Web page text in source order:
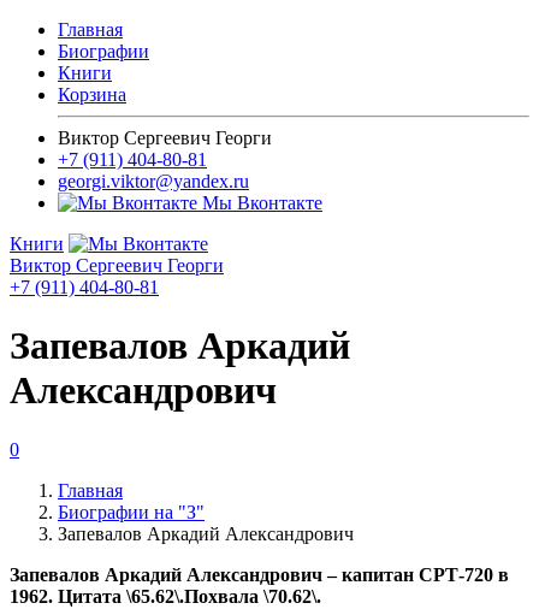
Главная
Биографии
Книги
Корзина
Виктор Сергеевич Георги
+7 (911) 404-80-81
georgi.viktor@yandex.ru
Мы Вконтакте
Книги
Виктор Сергеевич Георги
+7 (911) 404-80-81
Запевалов Аркадий
Александрович
0
Главная
Биографии на "З"
Запевалов Аркадий Александрович
Запевалов Аркадий Александрович – капитан СРТ-720 в
1962. Цитата \65.62\.Похвала \70.62\.